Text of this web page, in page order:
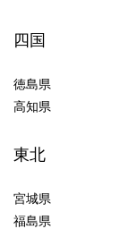
四国
徳島県
高知県
東北
宮城県
福島県